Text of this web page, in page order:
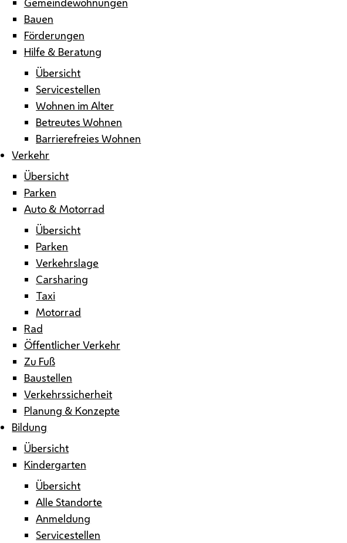
Bauen
Förderungen
Hilfe & Beratung
Übersicht
Servicestellen
Wohnen im Alter
Betreutes Wohnen
Barrierefreies Wohnen
Verkehr
Übersicht
Parken
Auto & Motorrad
Übersicht
Parken
Verkehrslage
Carsharing
Taxi
Motorrad
Rad
Öffentlicher Verkehr
Zu Fuß
Baustellen
Verkehrssicherheit
Planung & Konzepte
Bildung
Übersicht
Kindergarten
Übersicht
Alle Standorte
Anmeldung
Servicestellen